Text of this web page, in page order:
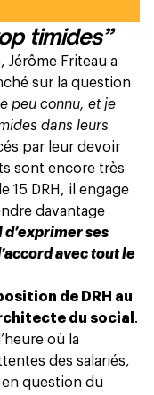
timides”
Jérôme Friteau a
sur la question
peu connu, et je
dans leurs
par leur devoir
sont encore très
15 DRH, il engage
davantage
ses
avec tout le
de DRH au
du social .
où la
des salariés,
question du